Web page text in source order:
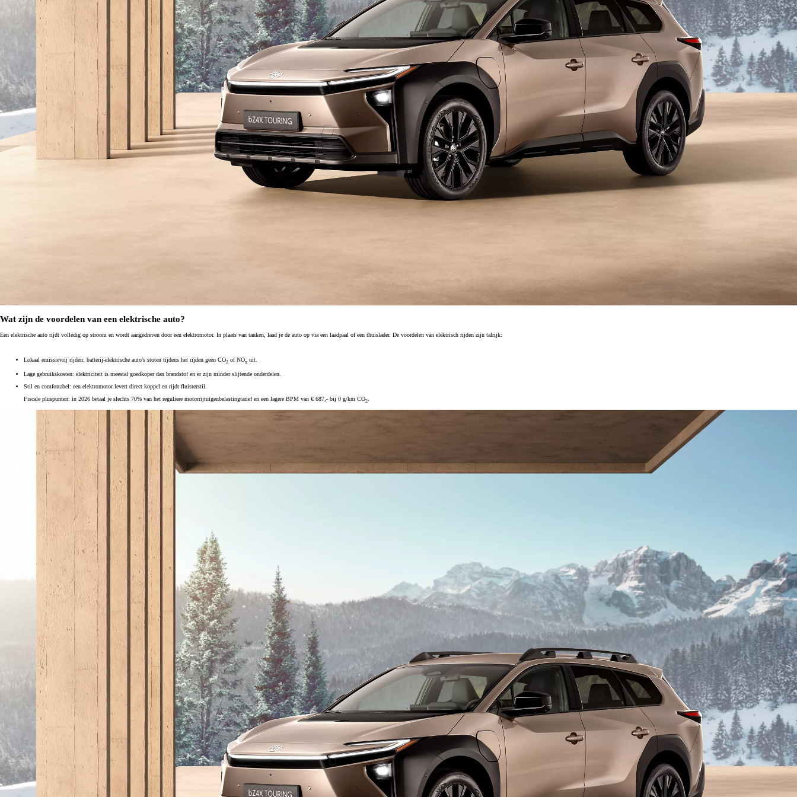
Vanaf € 35.495,-
€ 295,90 p/m*
Vanaf € 39.995,-
€ 330,83 p/m*
Toyota C-HR+
BATTERIJ ELEKTRISCH
Vanaf € 37.995,-
€ 234,43 p/m*
Toyota bZ4X
BATTERIJ ELEKTRISCH
RAV4
PLUG-IN HYBRIDE
Vanaf € 49.995,-
€ 413,55 p/m*
Mirai
Vanaf € 76.695,-
€ 627,81 p/m*
Proace City
OOK ALS BATTERIJ-ELEKTRISCH
Proace
OOK ALS BATTERIJ-ELEKTRISCH
Wat zijn de voordelen van een elektrische auto?
Een elektrische auto rijdt volledig op stroom en wordt aangedreven door een elektromotor. In plaats van tanken, laad je de auto op via een laadpaal of een thuislader. De voordelen van elektrisch rijden zijn talrijk:
Lokaal emissievrij rijden: batterij-elektrische auto’s stoten tijdens het rijden geen CO2 of NOx uit.
Lage gebruikskosten: elektriciteit is meestal goedkoper dan brandstof en er zijn minder slijtende onderdelen.
Stil en comfortabel: een elektromotor levert direct koppel en rijdt fluisterstil.
Fiscale pluspunten: in 2026 betaal je slechts 70% van het reguliere motorrijtuigenbelastingtarief en een lagere BPM van € 687,- bij 0 g/km CO2.